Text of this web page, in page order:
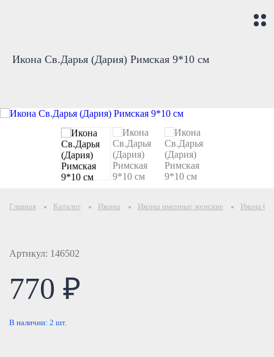
Икона Св.Дарья (Дария) Римская 9*10 см
Главная Каталог Иконы Иконы именные женские Икона
Артикул: 146502
770 ₽
В наличии: 2 шт.